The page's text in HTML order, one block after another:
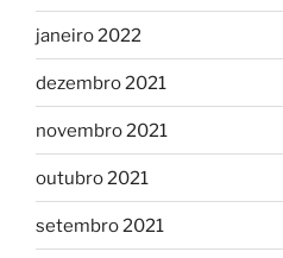
janeiro 2022
dezembro 2021
novembro 2021
outubro 2021
setembro 2021